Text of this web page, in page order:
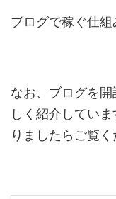
ブログで稼ぐ仕組
なお、ブログを
しく紹介してい
りましたらご覧く